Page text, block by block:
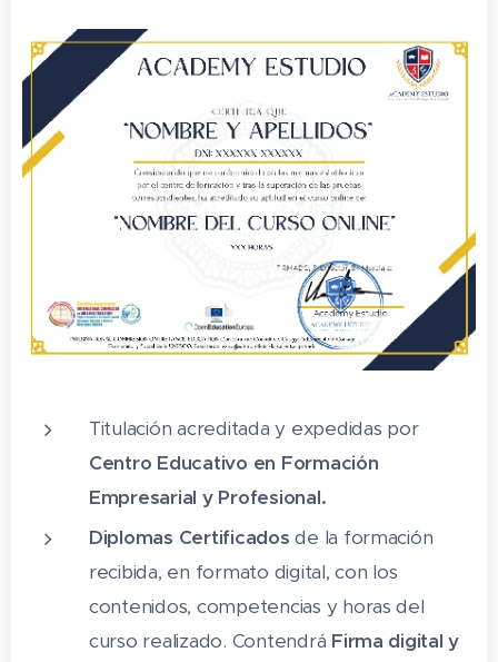
4. Audio
5. Video
6. Capturar
7. Elementos
8. Efectos video
10. Efectos transiciones audio
11. Mezclar audio
14. Edición video III
15.Export ar proyecto de video
EJERCICIOS
1. Elementos de Proyecto
Titulación acreditada y expedidas por
Centro Educativo en Formación
Empresarial y Profesional.
Diplomas Certificados de la formación
recibida, en formato digital, con los
contenidos, competencias y horas del
curso realizado. Contendrá Firma digital y